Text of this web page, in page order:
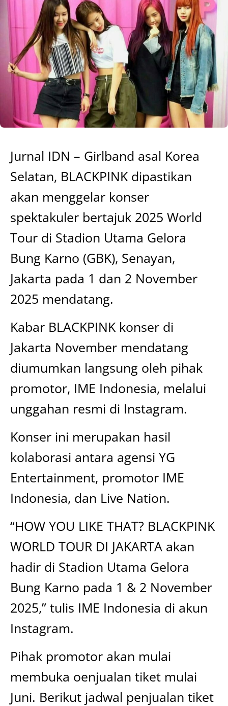
Jurnal IDN – Girlband asal Korea
Selatan, BLACKPINK dipastikan
akan menggelar konser
spektakuler bertajuk 2025 World
Tour di Stadion Utama Gelora
Bung Karno (GBK), Senayan,
Jakarta pada 1 dan 2 November
2025 mendatang.
Kabar BLACKPINK konser di
Jakarta November mendatang
diumumkan langsung oleh pihak
promotor, IME Indonesia, melalui
unggahan resmi di Instagram.
Konser ini merupakan hasil
kolaborasi antara agensi YG
Entertainment, promotor IME
Indonesia, dan Live Nation.
“HOW YOU LIKE THAT? BLACKPINK
WORLD TOUR DI JAKARTA akan
hadir di Stadion Utama Gelora
Bung Karno pada 1 & 2 November
2025,” tulis IME Indonesia di akun
Instagram.
Pihak promotor akan mulai
membuka oenjualan tiket mulai
Juni. Berikut jadwal penjualan tiket